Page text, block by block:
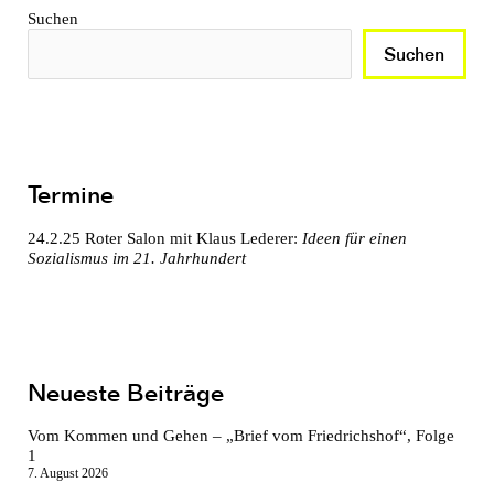
Suchen
Suchen
Termine
24.2.25Roter Salon mit Klaus Lederer: Ideen für einen
Sozialismus im 21. Jahrhundert
Neueste Beiträge
Vom Kommen und Gehen – „Brief vom Friedrichshof“, Folge
1
7. August 2026